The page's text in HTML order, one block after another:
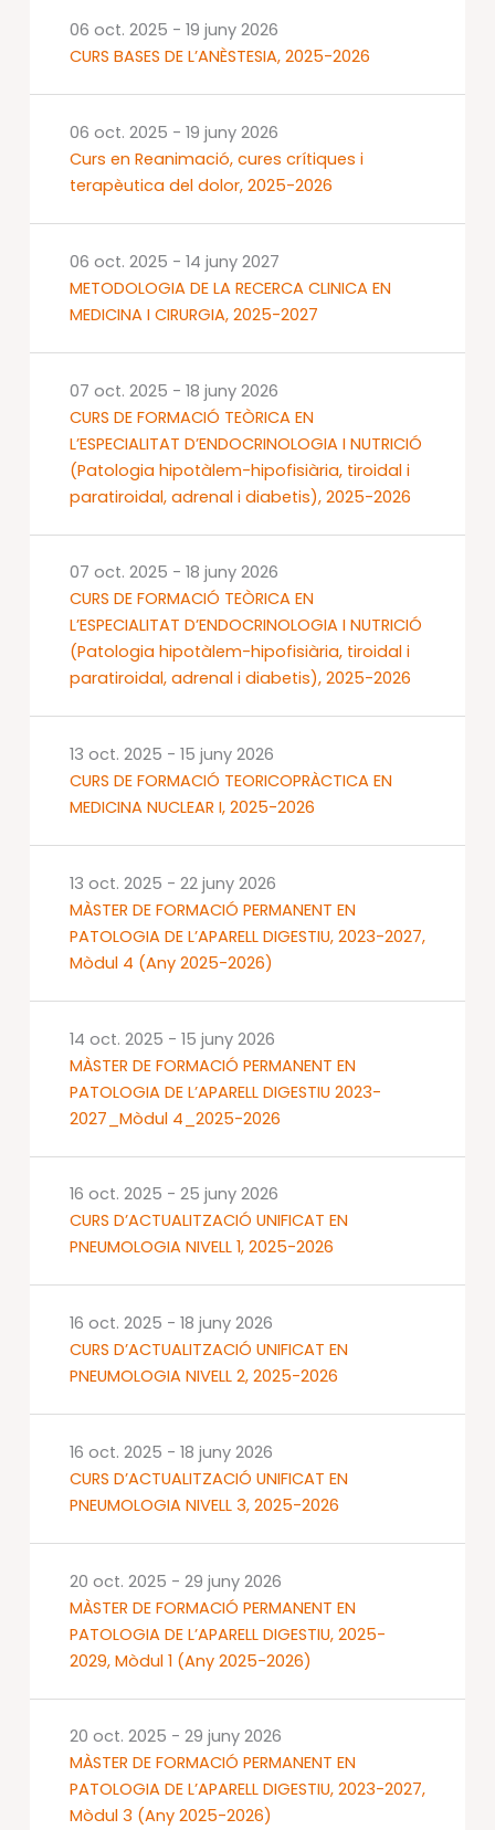
CURS BASES DE L’ANÈSTESIA, 2025-2026
06 oct. 2025 - 19 juny 2026
Curs en Reanimació, cures crítiques i
terapèutica del dolor, 2025-2026
06 oct. 2025 - 19 juny 2026
METODOLOGIA DE LA RECERCA CLINICA EN
MEDICINA I CIRURGIA, 2025-2027
06 oct. 2025 - 14 juny 2027
CURS DE FORMACIÓ TEÒRICA EN
L’ESPECIALITAT D’ENDOCRINOLOGIA I NUTRICIÓ
(Patologia hipotàlem-hipofisiària, tiroidal i
paratiroidal, adrenal i diabetis), 2025-2026
07 oct. 2025 - 18 juny 2026
CURS DE FORMACIÓ TEÒRICA EN
L’ESPECIALITAT D’ENDOCRINOLOGIA I NUTRICIÓ
(Patologia hipotàlem-hipofisiària, tiroidal i
paratiroidal, adrenal i diabetis), 2025-2026
07 oct. 2025 - 18 juny 2026
CURS DE FORMACIÓ TEORICOPRÀCTICA EN
MEDICINA NUCLEAR I, 2025-2026
13 oct. 2025 - 15 juny 2026
MÀSTER DE FORMACIÓ PERMANENT EN
PATOLOGIA DE L’APARELL DIGESTIU, 2023-2027,
Mòdul 4 (Any 2025-2026)
13 oct. 2025 - 22 juny 2026
MÀSTER DE FORMACIÓ PERMANENT EN
PATOLOGIA DE L’APARELL DIGESTIU 2023-
2027_Mòdul 4_2025-2026
14 oct. 2025 - 15 juny 2026
CURS D’ACTUALITZACIÓ UNIFICAT EN
PNEUMOLOGIA NIVELL 1, 2025-2026
16 oct. 2025 - 25 juny 2026
CURS D’ACTUALITZACIÓ UNIFICAT EN
PNEUMOLOGIA NIVELL 2, 2025-2026
16 oct. 2025 - 18 juny 2026
CURS D’ACTUALITZACIÓ UNIFICAT EN
PNEUMOLOGIA NIVELL 3, 2025-2026
16 oct. 2025 - 18 juny 2026
MÀSTER DE FORMACIÓ PERMANENT EN
PATOLOGIA DE L’APARELL DIGESTIU, 2025-
2029, Mòdul 1 (Any 2025-2026)
20 oct. 2025 - 29 juny 2026
MÀSTER DE FORMACIÓ PERMANENT EN
PATOLOGIA DE L’APARELL DIGESTIU, 2023-2027,
Mòdul 3 (Any 2025-2026)
20 oct. 2025 - 29 juny 2026